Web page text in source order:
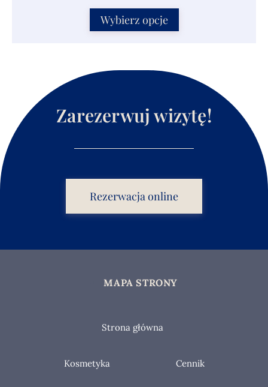
Wybierz opcje
Zarezerwuj wizytę!
Rezerwacja online
MAPA STRONY
Strona główna
Kosmetyka Cennik